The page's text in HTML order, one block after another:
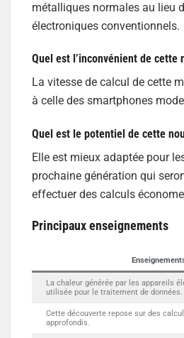
métalliques normales au lieu
électroniques conventionnels.
Quel est l’inconvénient de cette
La vitesse de calcul de cette
à celle des smartphones
Quel est le potentiel de cette
Elle est mieux adaptée pour
prochaine génération qui
effectuer des calculs
Principaux enseignements
La chaleur générée par les appareils
utilisée pour le traitement de données.
Cette découverte repose sur des
approfondis.